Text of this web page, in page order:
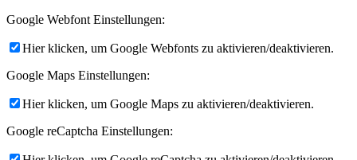
Google Webfont Einstellungen:
Hier klicken, um Google Webfonts zu aktivieren/deaktivieren.
Google Maps Einstellungen:
Hier klicken, um Google Maps zu aktivieren/deaktivieren.
Google reCaptcha Einstellungen: